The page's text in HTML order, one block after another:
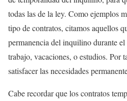
todas las de la ley. Como ejemplos
tipo de contratos, citamos aquellos
permanencia del inquilino durante
trabajo, vacaciones, o estudios. Por
satisfacer las necesidades
Cabe recordar que los contratos